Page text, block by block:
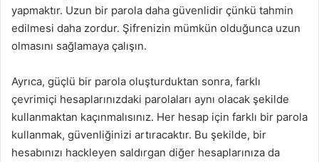
yapmaktır. Uzun bir parola daha güvenlidir çünkü tahmin
edilmesi daha zordur. Şifrenizin mümkün olduğunca uzun
olmasını sağlamaya çalışın.
Ayrıca, güçlü bir parola oluşturduktan sonra, farklı
çevrimiçi hesaplarınızdaki parolaları aynı olacak şekilde
kullanmaktan kaçınmalısınız. Her hesap için farklı bir parola
kullanmak, güvenliğinizi artıracaktır. Bu şekilde, bir
hesabınızı hackleyen saldırgan diğer hesaplarınıza da